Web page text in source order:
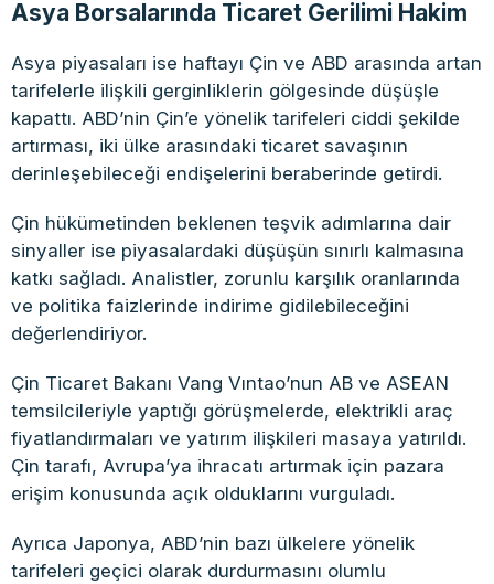
Asya Borsalarında Ticaret Gerilimi Hakim
Asya piyasaları ise haftayı Çin ve ABD arasında artan
tarifelerle ilişkili gerginliklerin gölgesinde düşüşle
kapattı. ABD’nin Çin’e yönelik tarifeleri ciddi şekilde
artırması, iki ülke arasındaki ticaret savaşının
derinleşebileceği endişelerini beraberinde getirdi.
Çin hükümetinden beklenen teşvik adımlarına dair
sinyaller ise piyasalardaki düşüşün sınırlı kalmasına
katkı sağladı. Analistler, zorunlu karşılık oranlarında
ve politika faizlerinde indirime gidilebileceğini
değerlendiriyor.
Çin Ticaret Bakanı Vang Vıntao’nun AB ve ASEAN
temsilcileriyle yaptığı görüşmelerde, elektrikli araç
fiyatlandırmaları ve yatırım ilişkileri masaya yatırıldı.
Çin tarafı, Avrupa’ya ihracatı artırmak için pazara
erişim konusunda açık olduklarını vurguladı.
Ayrıca Japonya, ABD’nin bazı ülkelere yönelik
tarifeleri geçici olarak durdurmasını olumlu